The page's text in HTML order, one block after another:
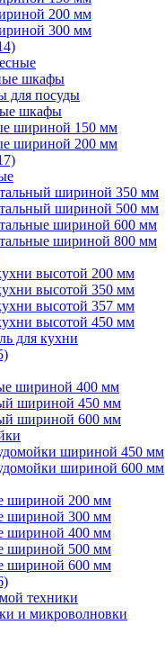
200 мм
300 мм
шкафы
для посуды
шкафы
шириной 150 мм
шириной 200 мм
шириной 350 мм
шириной 500 мм
шириной 600 мм
шириной 800 мм
высотой 200 мм
высотой 350 мм
высотой 357 мм
высотой 450 мм
для кухни
шириной 400 мм
шириной 450 мм
шириной 600 мм
шириной 450 мм
шириной 600 мм
шириной 200 мм
шириной 300 мм
шириной 400 мм
шириной 500 мм
шириной 600 мм
техники
и микроволновки